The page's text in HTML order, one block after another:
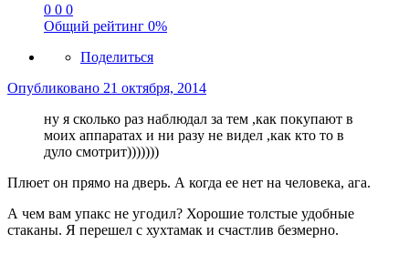
0 0 0
Общий рейтинг 0%
Поделиться
Опубликовано 21 октября, 2014
ну я сколько раз наблюдал за тем ,как покупают в
моих аппаратах и ни разу не видел ,как кто то в
дуло смотрит)))))))
Плюет он прямо на дверь. А когда ее нет на человека, ага.
А чем вам упакс не угодил? Хорошие толстые удобные
стаканы. Я перешел с хухтамак и счастлив безмерно.